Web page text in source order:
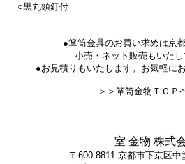
○黒丸頭釘付
●箪笥金具のお買い求めは京
小売・ネット販売もいたし
●お見積りもいたします。お気軽に
＞＞箪笥金物ＴＯＰ
室 金物 株式
〒600-8811 京都市下京区中